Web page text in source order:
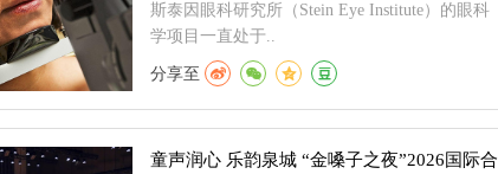
斯泰因眼科研究所（Stein Eye Institute）的眼科
学项目一直处于..
分享至
童声润心 乐韵泉城 “金嗓子之夜”2026国际合